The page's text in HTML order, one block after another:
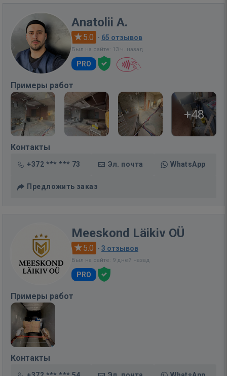
Anatolii A.
5.0 · 65 отзывов
Был на сайте: 13 ч. назад
PRO
Примеры работ
+48
Контакты
+372 *** *** 73 Эл. почта WhatsApp
Предложить заказ
Meeskond Läikiv OÜ
5.0 · 3 отзывов
Был на сайте: 9 дней назад
PRO
Примеры работ
Контакты